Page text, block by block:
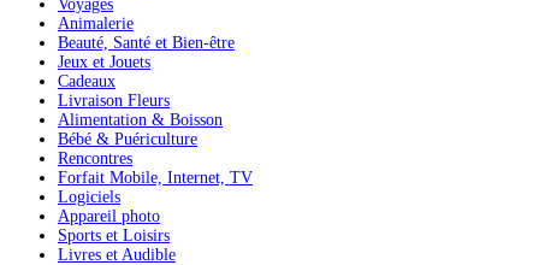
Voyages
Animalerie
Beauté, Santé et Bien-être
Jeux et Jouets
Cadeaux
Livraison Fleurs
Alimentation & Boisson
Bébé & Puériculture
Rencontres
Forfait Mobile, Internet, TV
Logiciels
Appareil photo
Sports et Loisirs
Livres et Audible